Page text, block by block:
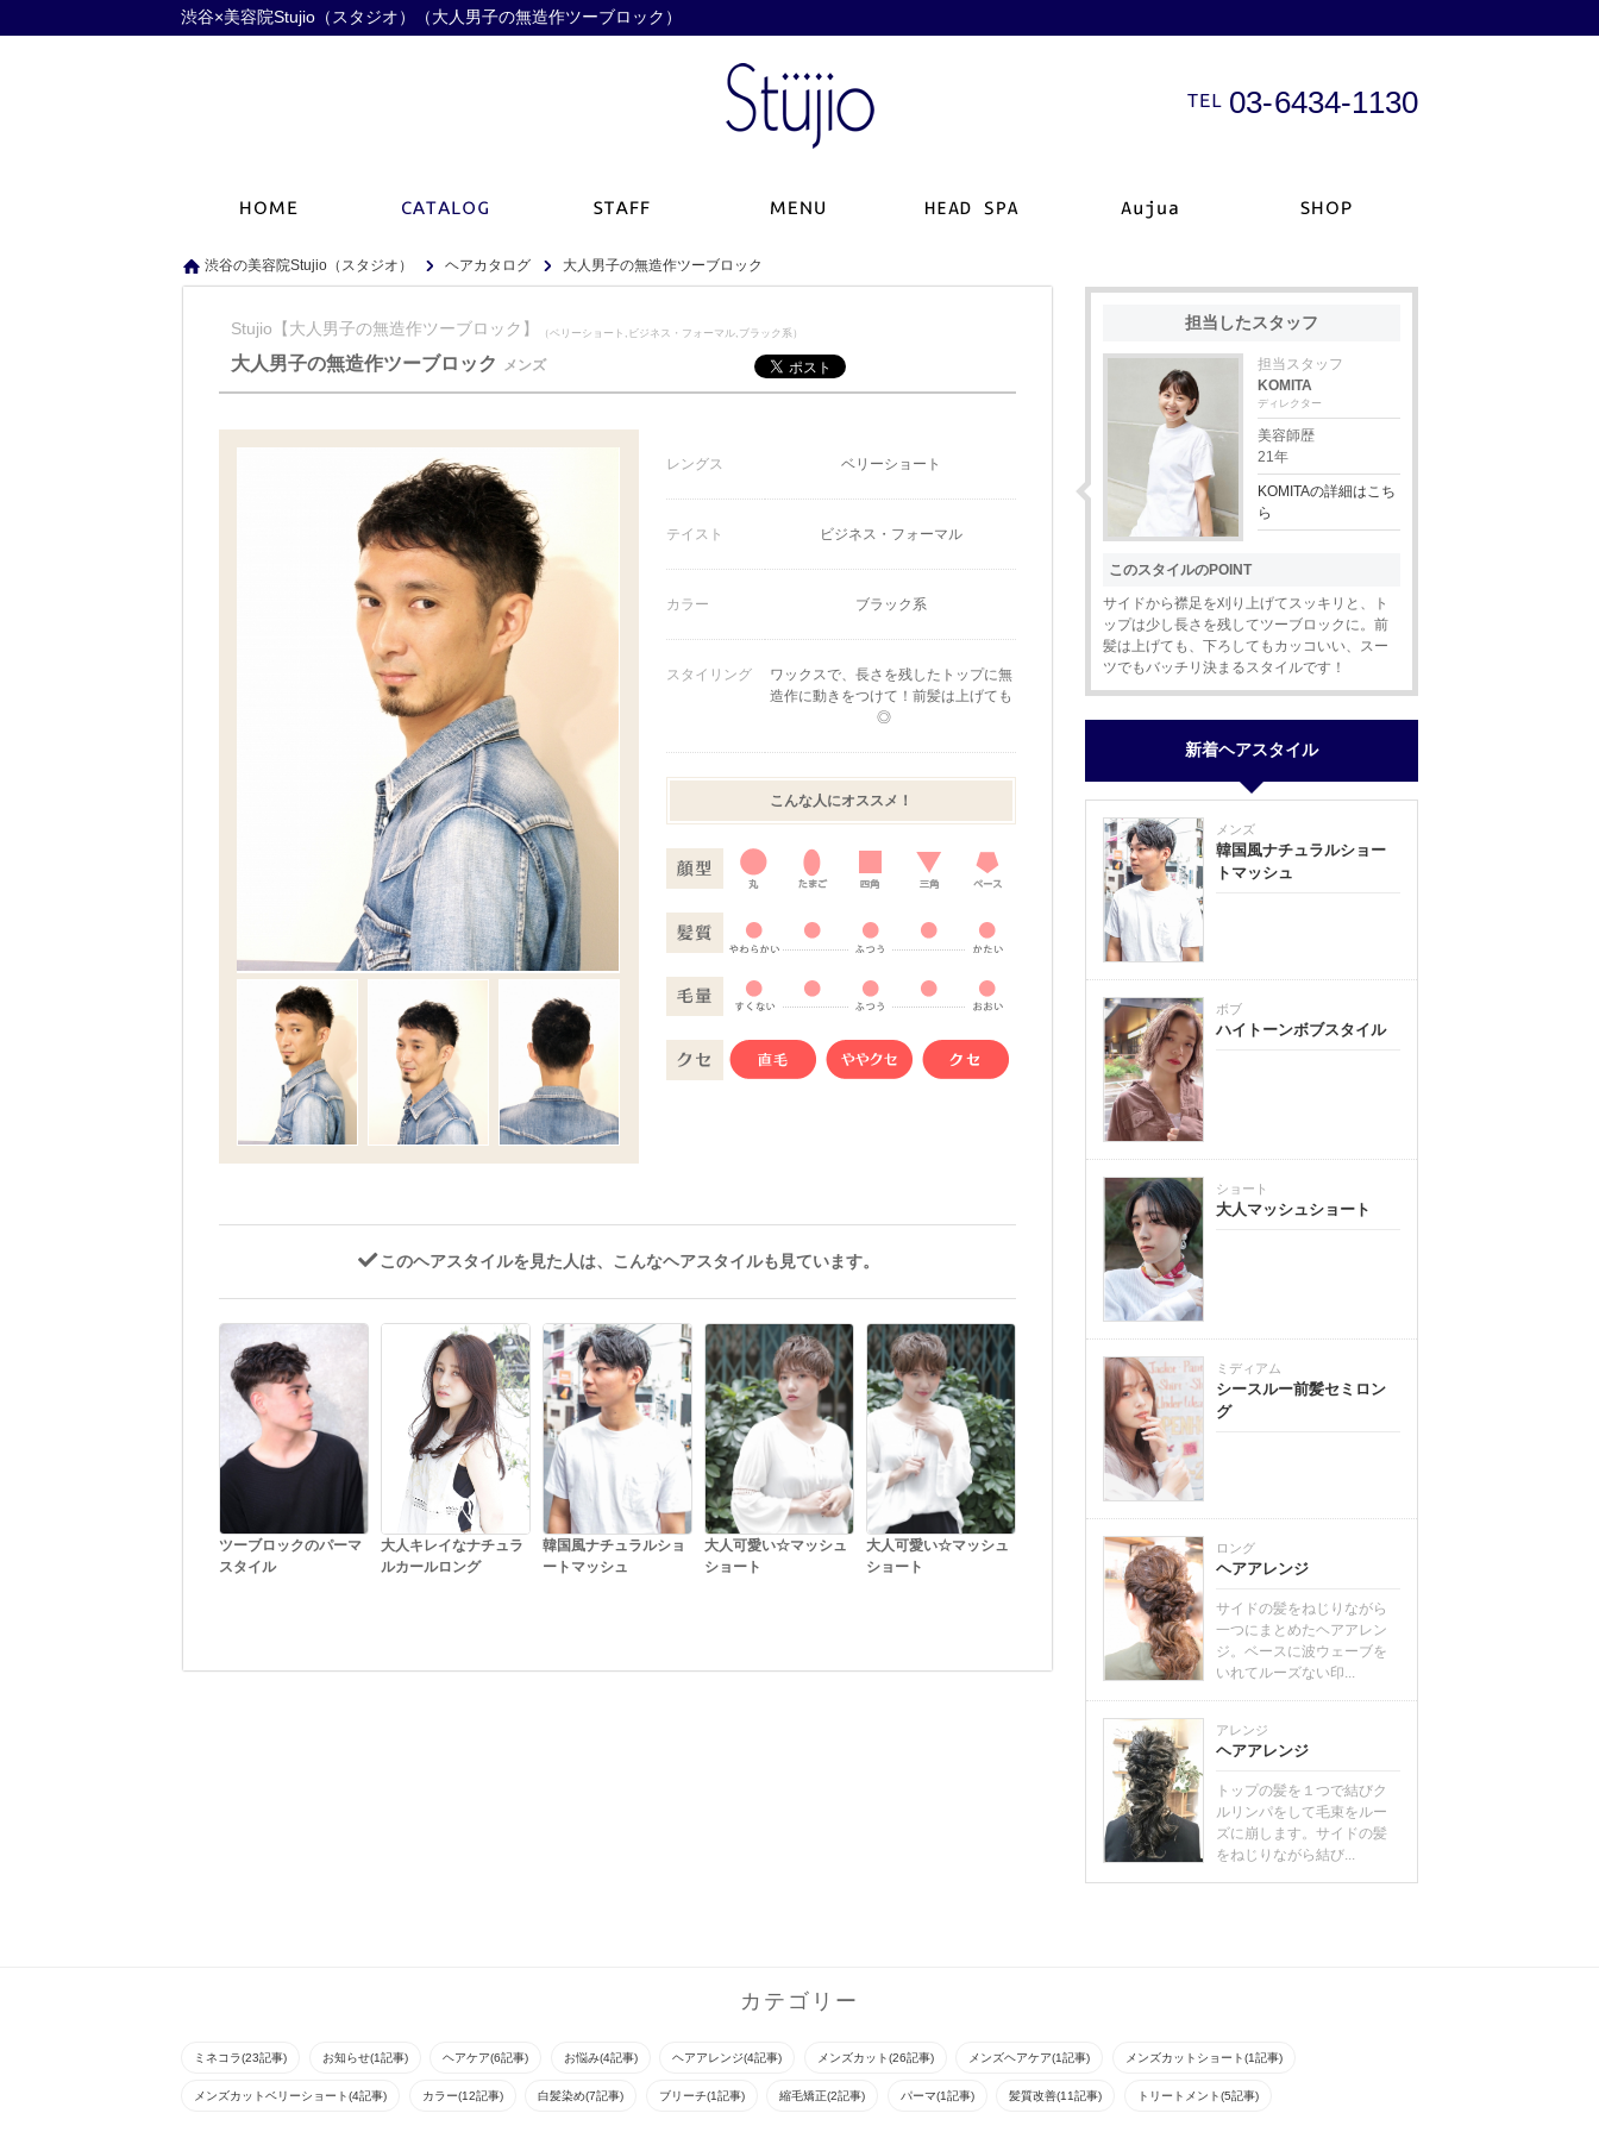
渋谷×美容院Stujio（スタジオ）（大人男子の無造作ツーブロック）
03-6434-1130
渋谷の美容院Stujio（スタジオ） ヘアカタログ 大人男子の無造作ツーブロック
Stujio【大人男子の無造作ツーブロック】 （ベリーショート,ビジネス・フォーマル,ブラック系）
大人男子の無造作ツーブロック メンズ
レングス ベリーショート
テイスト ビジネス・フォーマル
カラー ブラック系
スタイリング
ワックスで、長さを残したトップに無
造作に動きをつけて！前髪は上げても
◎
こんな人にオススメ！
このヘアスタイルを見た人は、こんなヘアスタイルも見ています。
ツーブロックのパーマ
スタイル
大人キレイなナチュラ
ルカールロング
韓国風ナチュラルショ
ートマッシュ
大人可愛い☆マッシュ
ショート
大人可愛い☆マッシュ
ショート
担当したスタッフ
担当スタッフ
KOMITA
ディレクター
美容師歴
21年
KOMITAの詳細はこち
ら
このスタイルのPOINT
サイドから襟足を刈り上げてスッキリと、ト
ップは少し長さを残してツーブロックに。前
髪は上げても、下ろしてもカッコいい、スー
ツでもバッチリ決まるスタイルです！
新着ヘアスタイル
メンズ
韓国風ナチュラルショー
トマッシュ
ボブ
ハイトーンボブスタイル
ショート
大人マッシュショート
ミディアム
シースルー前髪セミロン
グ
ロング
ヘアアレンジ
サイドの髪をねじりながら
一つにまとめたヘアアレン
ジ。ベースに波ウェーブを
いれてルーズない印...
アレンジ
ヘアアレンジ
トップの髪を１つで結びク
ルリンパをして毛束をルー
ズに崩します。サイドの髪
をねじりながら結び...
カテゴリー
ミネコラ(23記事) お知らせ(1記事) ヘアケア(6記事) お悩み(4記事) ヘアアレンジ(4記事) メンズカット(26記事) メンズヘアケア(1記事) メンズカットショート(1記事)
メンズカットベリーショート(4記事) カラー(12記事) 白髪染め(7記事) ブリーチ(1記事) 縮毛矯正(2記事) パーマ(1記事) 髪質改善(11記事) トリートメント(5記事)